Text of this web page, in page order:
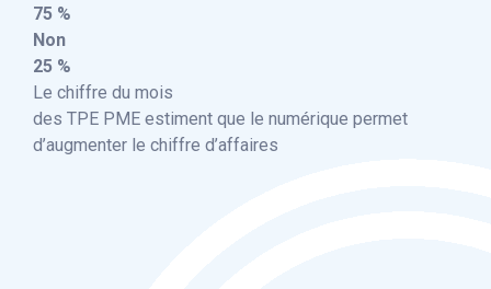
75 %
Non
25 %
Le chiffre du mois
des TPE PME estiment que le numérique permet
d’augmenter le chiffre d’affaires